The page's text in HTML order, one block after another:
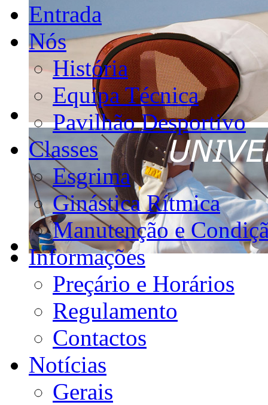
Entrada
Nós
História
Equipa Técnica
Pavilhão Desportivo
Classes
Esgrima
Ginástica Rítmica
Manutenção e
Informações
Preçário e Horários
Regulamento
Contactos
Notícias
Gerais